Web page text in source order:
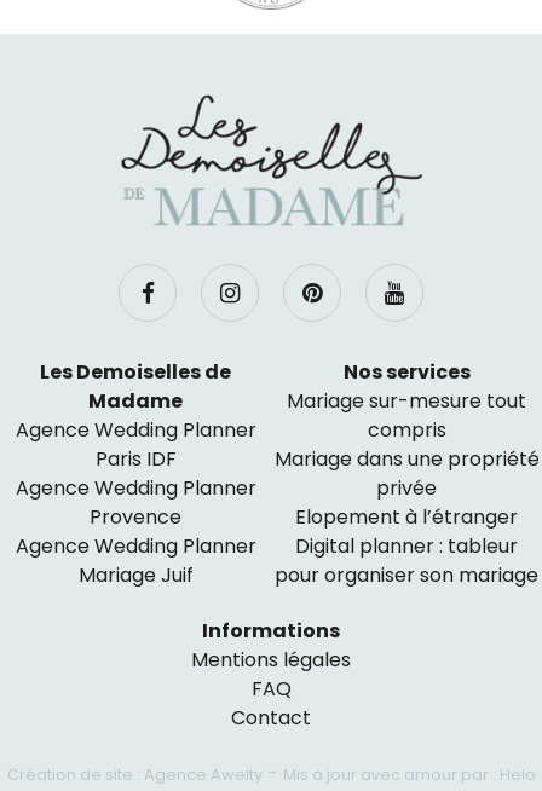
Les Demoiselles de
Madame
Agence Wedding Planner
Paris IDF
Agence Wedding Planner
Provence
Agence Wedding Planner
Mariage Juif
Nos services
Mariage sur-mesure tout
compris
Mariage dans une propriété
privée
Elopement à l’étranger
Digital planner : tableur
pour organiser son mariage
Informations
Mentions légales
FAQ
Contact
Création de site : Agence Awelty- Mis à jour avec amour par : Helo